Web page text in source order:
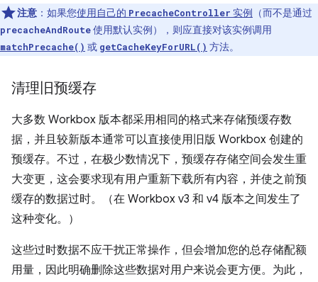
注意 ：如果您使用自己的 PrecacheController 实例 （而不是通过
precacheAndRoute使用默认实例），则应直接对该实例调用
matchPrecache() 或 getCacheKeyForURL() 方法。
清理旧预缓存
大多数 Workbox 版本都采用相同的格式来存储预缓存数
据，并且较新版本通常可以直接使用旧版 Workbox 创建的
预缓存。不过，在极少数情况下，预缓存存储空间会发生重
大变更，这会要求现有用户重新下载所有内容，并使之前预
缓存的数据过时。（在 Workbox v3 和 v4 版本之间发生了
这种变化。）
这些过时数据不应干扰正常操作，但会增加您的总存储配额
用量，因此明确删除这些数据对用户来说会更方便。为此，